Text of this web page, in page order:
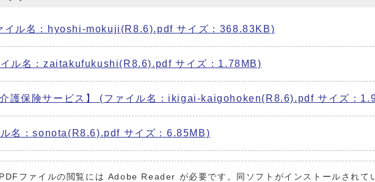
イル名：hyoshi-mokuji(R8.6).pdf サイズ：368.83KB)
イル名：zaitakufukushi(R8.6).pdf サイズ：1.78MB)
介護保険サービス】 (ファイル名：ikigai-kaigohoken(R8.6).pdf サイズ：
ル名：sonota(R8.6).pdf サイズ：6.85MB)
PDFファイルの閲覧には Adobe Reader が必要です。同ソフトがインストールされて